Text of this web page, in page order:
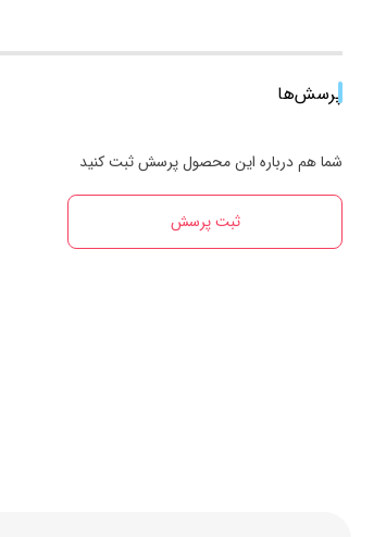
پرسش‌ها
شما هم درباره این محصول پرسش ثبت کنید
ثبت پرسش